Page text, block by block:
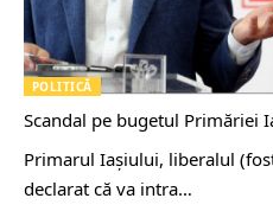
POLITICĂ
Scandal pe bugetul Primăriei
Primarul Iaşiului, liberalul
declarat că va intra…